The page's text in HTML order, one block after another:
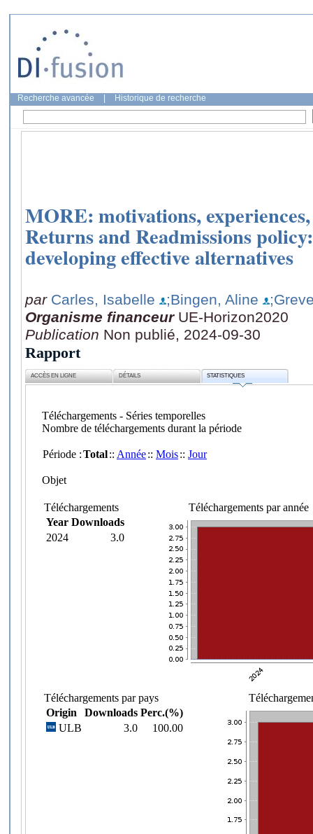
Recherche avancée Historique de recherche
MORE: motivations,
Returns and Readmissions
developing effective alternatives
par Carles, Isabelle ;Bingen, Aline
Organisme financeur UE-Horizon2020
Publication Non publié, 2024-09-30
Rapport
ACCÈS EN LIGNE DÉTAILS STATISTIQUES